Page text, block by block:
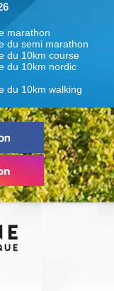
marathon
du semi marathon
du 10km course
du 10km nordic
du 10km walking